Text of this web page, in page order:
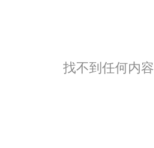
找不到任何内容